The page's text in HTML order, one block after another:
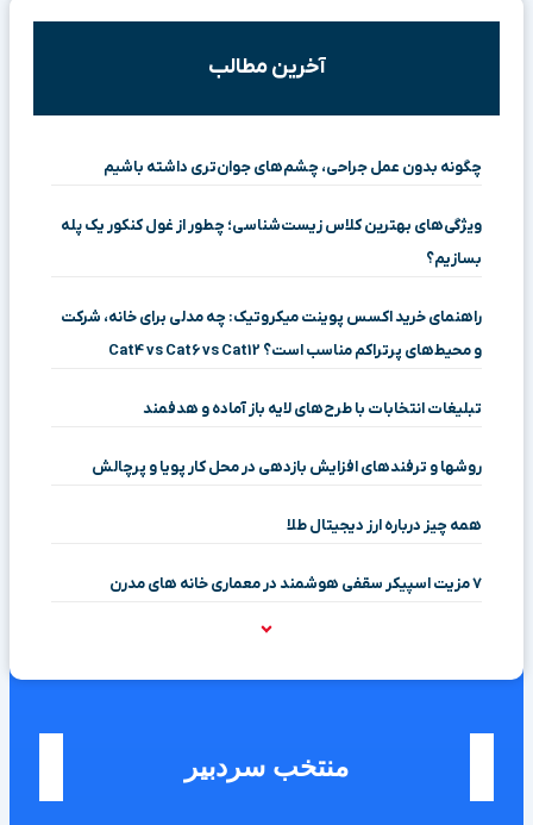
آخرین مطالب
چگونه بدون عمل جراحی، چشم‌های جوان‌تری داشته باشیم
ویژگی‌های بهترین کلاس زیست‌شناسی؛ چطور از غول کنکور یک پله
بسازیم؟
راهنمای خرید اکسس پوینت میکروتیک: چه مدلی برای خانه، شرکت
و محیط‌های پرتراکم مناسب است؟ Cat4 vs Cat6 vs Cat12
تبلیغات انتخابات با طرح‌های لایه باز آماده و هدفمند
روشها و ترفندهای افزایش بازدهی در محل کار پویا و پرچالش
همه چیز درباره ارز دیجیتال طلا
۷ مزیت اسپیکر سقفی هوشمند در معماری خانه‌ های مدرن
منتخب سردبیر